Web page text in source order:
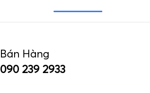
Bán Hàng
090 239 2933